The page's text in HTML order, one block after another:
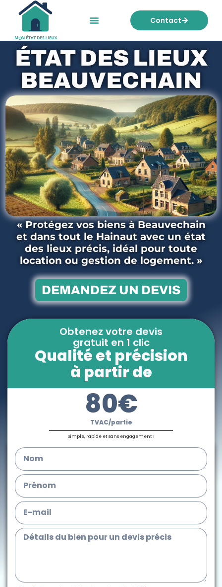
Contact
ÉTAT DES LIEUX
BEAUVECHAIN
« Protégez vos biens à Beauvechain
et dans tout le Hainaut avec un état
des lieux précis, idéal pour toute
location ou gestion de logement. »
DEMANDEZ UN DEVIS
Obtenez votre devis
gratuit en 1 clic
Qualité et précision
à partir de
80€
TVAC/partie
Simple, rapide et sans engagement !